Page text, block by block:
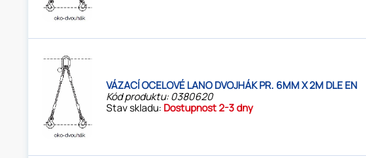
VÁZACÍ OCELOVÉ LANO DVOJHÁK PR. 6MM X 2M DLE EN
Kód produktu: 0380620
Stav skladu: Dostupnost 2-3 dny